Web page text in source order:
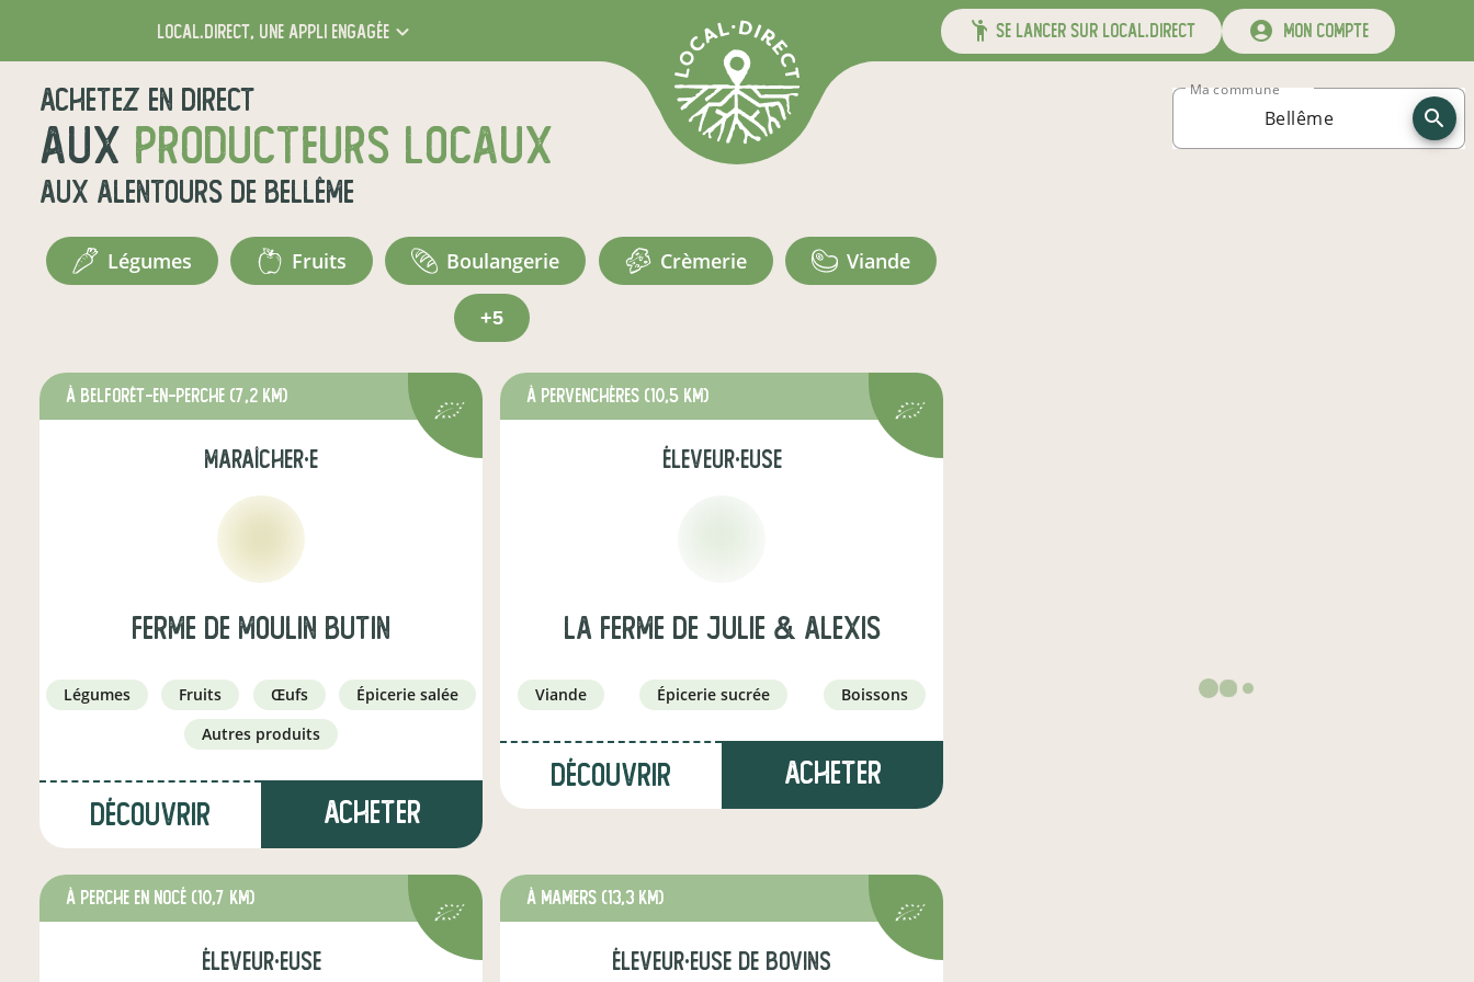
local.direct, une appli engagée se lancer sur local.direct mon compte
Achetez en direct
aux producteurs locaux
aux alentours de Bellême
légumes fruits boulangerie crèmerie viande
+5
Ma commune
à Belforêt-en-Perche (7,2 km)
maraîcher·e
ferme de moulin butin
légumes fruits œufs
épicerie salée
autres produits
Découvrir Acheter
à Pervenchères (10,5 km)
éleveur·euse
La Ferme de Julie & Alexis
viande épicerie sucrée boissons
Découvrir Acheter
à Perche en Nocé (10,7 km)
éleveur·euse
à Mamers (13,3 km)
éleveur·euse de bovins